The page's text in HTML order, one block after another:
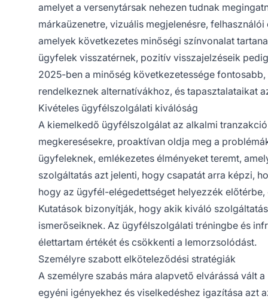
amelyet a versenytársak nehezen tudnak
márkaüzenetre, vizuális megjelenésre,
amelyek következetes minőségi színvonalat
ügyfelek visszatérnek, pozitív visszajelzéseik
2025-ben a minőség következetessége
rendelkeznek alternatívákhoz, és tapasztalataikat
Kivételes ügyfélszolgálati kiválóság
A kiemelkedő ügyfélszolgálat az alkalmi
megkeresésekre, proaktívan oldja meg a
ügyfeleknek, emlékezetes élményeket teremt,
szolgáltatás azt jelenti, hogy csapatát arra képzi,
hogy az ügyfél-elégedettséget helyezzék
Kutatások bizonyítják, hogy akik kiváló
ismerőseiknek. Az ügyfélszolgálati tréningbe és
élettartam értékét és csökkenti a lemorzsolódást.
Személyre szabott elköteleződési stratégiák
A személyre szabás mára alapvető elvárássá vált
egyéni igényekhez és viselkedéshez igazítása azt